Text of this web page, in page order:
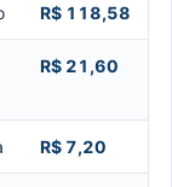
R$ 118,58
R$ 21,60
R$ 7,20